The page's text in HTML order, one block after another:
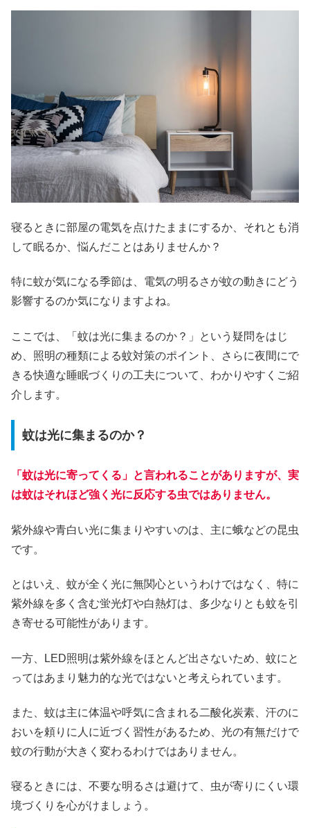
寝るときに部屋の電気を点けたままにするか、それとも消
して眠るか、悩んだことはありませんか？
特に蚊が気になる季節は、電気の明るさが蚊の動きにどう
影響するのか気になりますよね。
ここでは、「蚊は光に集まるのか？」という疑問をはじ
め、照明の種類による蚊対策のポイント、さらに夜間にで
きる快適な睡眠づくりの工夫について、わかりやすくご紹
介します。
蚊は光に集まるのか？
「蚊は光に寄ってくる」と言われることがありますが、実
は蚊はそれほど強く光に反応する虫ではありません。
紫外線や青白い光に集まりやすいのは、主に蛾などの昆虫
です。
とはいえ、蚊が全く光に無関心というわけではなく、特に
紫外線を多く含む蛍光灯や白熱灯は、多少なりとも蚊を引
き寄せる可能性があります。
一方、LED照明は紫外線をほとんど出さないため、蚊にと
ってはあまり魅力的な光ではないと考えられています。
また、蚊は主に体温や呼気に含まれる二酸化炭素、汗のに
おいを頼りに人に近づく習性があるため、光の有無だけで
蚊の行動が大きく変わるわけではありません。
寝るときには、不要な明るさは避けて、虫が寄りにくい環
境づくりを心がけましょう。